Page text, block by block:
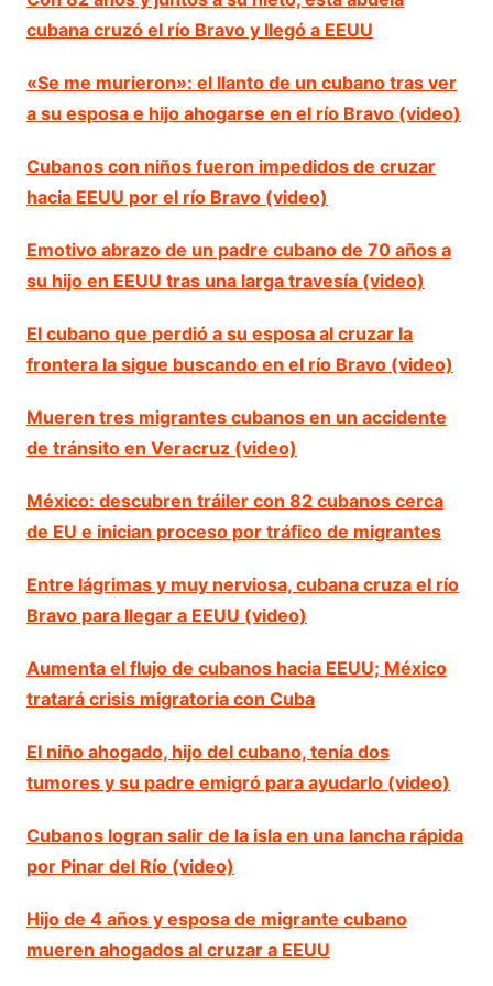
cubana cruzó el río Bravo y llegó a EEUU
«Se me murieron»: el llanto de un cubano tras ver
a su esposa e hijo ahogarse en el río Bravo (video)
Cubanos con niños fueron impedidos de cruzar
hacia EEUU por el río Bravo (video)
Emotivo abrazo de un padre cubano de 70 años a
su hijo en EEUU tras una larga travesía (video)
El cubano que perdió a su esposa al cruzar la
frontera la sigue buscando en el río Bravo (video)
Mueren tres migrantes cubanos en un accidente
de tránsito en Veracruz (video)
México: descubren tráiler con 82 cubanos cerca
de EU e inician proceso por tráfico de migrantes
Entre lágrimas y muy nerviosa, cubana cruza el río
Bravo para llegar a EEUU (video)
Aumenta el flujo de cubanos hacia EEUU; México
tratará crisis migratoria con Cuba
El niño ahogado, hijo del cubano, tenía dos
tumores y su padre emigró para ayudarlo (video)
Cubanos logran salir de la isla en una lancha rápida
por Pinar del Río (video)
Hijo de 4 años y esposa de migrante cubano
mueren ahogados al cruzar a EEUU